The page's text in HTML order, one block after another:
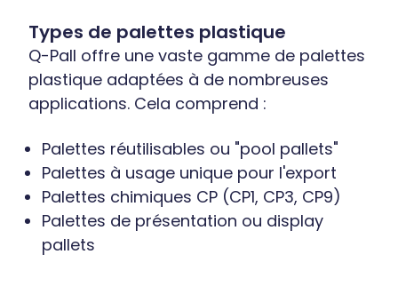
Types de palettes plastique
Q-Pall offre une vaste gamme de palettes
plastique adaptées à de nombreuses
applications. Cela comprend :
Palettes réutilisables ou "pool pallets"
Palettes à usage unique pour l'export
Palettes chimiques CP (CP1, CP3, CP9)
Palettes de présentation ou display
pallets